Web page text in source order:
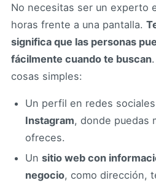
No necesitas ser un experto
horas frente a una pantalla.
significa que las personas
fácilmente cuando te buscan
cosas simples:
Un perfil en redes
Instagram, donde puedas
ofreces.
Un sitio web con
negocio, como dirección,